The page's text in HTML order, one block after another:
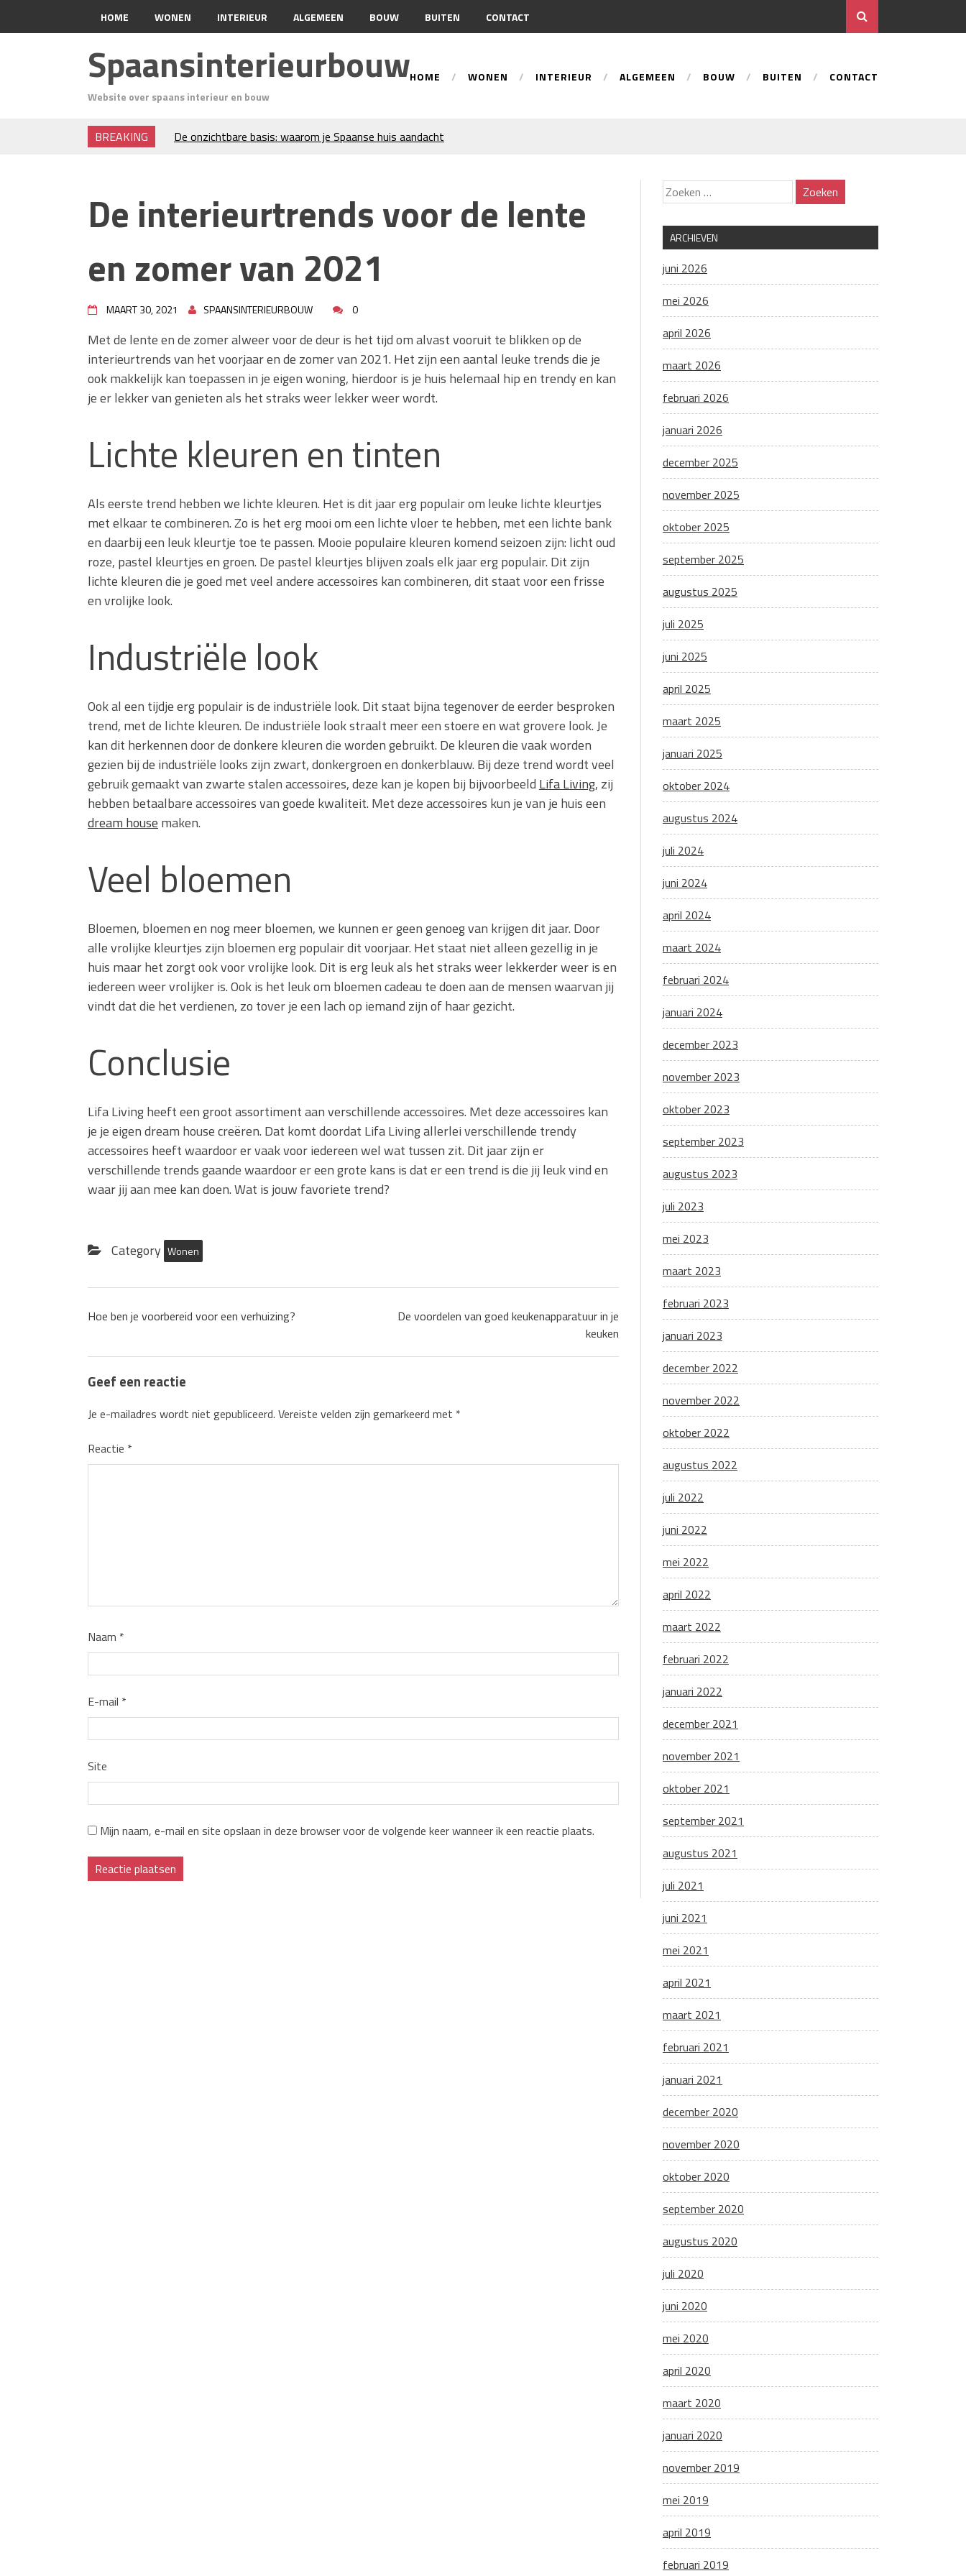
HOME WONEN INTERIEUR ALGEMEEN BOUW BUITEN CONTACT
Spaansinterieurbouw
Website over spaans interieur en bouw
HOME WONEN INTERIEUR ALGEMEEN BOUW BUITEN CONTACT
BREAKING
De onzichtbare basis: waarom je Spaanse huis aandacht
Waar let je op bij het kiezen van gevelreiniging?
Projectinrichting voor kantoren: hoe werkt dat?
Grond kopen of verkopen Noord-Holland
Optimaal Presteert
functionele ruimtes
Nieuwe kozijnen als onderdeel van een energierenovatie:
wat de overgang technisch vraagt
De interieurtrends voor de lente
en zomer van 2021
MAART 30, 2021 SPAANSINTERIEURBOUW 0
Met de lente en de zomer alweer voor de deur is het tijd om alvast vooruit te blikken op de
interieurtrends van het voorjaar en de zomer van 2021. Het zijn een aantal leuke trends die je
ook makkelijk kan toepassen in je eigen woning, hierdoor is je huis helemaal hip en trendy en kan
je er lekker van genieten als het straks weer lekker weer wordt.
Lichte kleuren en tinten
Als eerste trend hebben we lichte kleuren. Het is dit jaar erg populair om leuke lichte kleurtjes
met elkaar te combineren. Zo is het erg mooi om een lichte vloer te hebben, met een lichte bank
en daarbij een leuk kleurtje toe te passen. Mooie populaire kleuren komend seizoen zijn: licht oud
roze, pastel kleurtjes en groen. De pastel kleurtjes blijven zoals elk jaar erg populair. Dit zijn
lichte kleuren die je goed met veel andere accessoires kan combineren, dit staat voor een frisse
en vrolijke look.
Industriële look
Ook al een tijdje erg populair is de industriële look. Dit staat bijna tegenover de eerder besproken
trend, met de lichte kleuren. De industriële look straalt meer een stoere en wat grovere look. Je
kan dit herkennen door de donkere kleuren die worden gebruikt. De kleuren die vaak worden
gezien bij de industriële looks zijn zwart, donkergroen en donkerblauw. Bij deze trend wordt veel
gebruik gemaakt van zwarte stalen accessoires, deze kan je kopen bij bijvoorbeeld Lifa Living, zij
hebben betaalbare accessoires van goede kwaliteit. Met deze accessoires kun je van je huis een
dream house maken.
Veel bloemen
Bloemen, bloemen en nog meer bloemen, we kunnen er geen genoeg van krijgen dit jaar. Door
alle vrolijke kleurtjes zijn bloemen erg populair dit voorjaar. Het staat niet alleen gezellig in je
huis maar het zorgt ook voor vrolijke look. Dit is erg leuk als het straks weer lekkerder weer is en
iedereen weer vrolijker is. Ook is het leuk om bloemen cadeau te doen aan de mensen waarvan jij
vindt dat die het verdienen, zo tover je een lach op iemand zijn of haar gezicht.
Conclusie
Lifa Living heeft een groot assortiment aan verschillende accessoires. Met deze accessoires kan
je je eigen dream house creëren. Dat komt doordat Lifa Living allerlei verschillende trendy
accessoires heeft waardoor er vaak voor iedereen wel wat tussen zit. Dit jaar zijn er
verschillende trends gaande waardoor er een grote kans is dat er een trend is die jij leuk vind en
waar jij aan mee kan doen. Wat is jouw favoriete trend?
Category Wonen
Hoe ben je voorbereid voor een verhuizing?
De voordelen van goed keukenapparatuur in je
keuken
Geef een reactie
Je e-mailadres wordt niet gepubliceerd. Vereiste velden zijn gemarkeerd met *
Reactie *
Naam *
E-mail *
Site
Mijn naam, e-mail en site opslaan in deze browser voor de volgende keer wanneer ik een reactie plaats.
ARCHIEVEN
juni 2026
mei 2026
april 2026
maart 2026
februari 2026
januari 2026
december 2025
november 2025
oktober 2025
september 2025
augustus 2025
juli 2025
juni 2025
april 2025
maart 2025
januari 2025
oktober 2024
augustus 2024
juli 2024
juni 2024
april 2024
maart 2024
februari 2024
januari 2024
december 2023
november 2023
oktober 2023
september 2023
augustus 2023
juli 2023
mei 2023
maart 2023
februari 2023
januari 2023
december 2022
november 2022
oktober 2022
augustus 2022
juli 2022
juni 2022
mei 2022
april 2022
maart 2022
februari 2022
januari 2022
december 2021
november 2021
oktober 2021
september 2021
augustus 2021
juli 2021
juni 2021
mei 2021
april 2021
maart 2021
februari 2021
januari 2021
december 2020
november 2020
oktober 2020
september 2020
augustus 2020
juli 2020
juni 2020
mei 2020
april 2020
maart 2020
januari 2020
november 2019
mei 2019
april 2019
februari 2019